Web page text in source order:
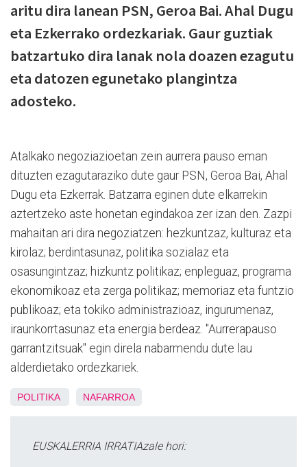
aritu dira lanean PSN, Geroa Bai. Ahal Dugu
eta Ezkerrako ordezkariak. Gaur guztiak
batzartuko dira lanak nola doazen ezagutu
eta datozen egunetako plangintza
adosteko.
Atalkako negoziazioetan zein aurrera pauso eman
dituzten ezagutaraziko dute gaur PSN, Geroa Bai, Ahal
Dugu eta Ezkerrak. Batzarra eginen dute elkarrekin
aztertzeko aste honetan egindakoa zer izan den. Zazpi
mahaitan ari dira negoziatzen: hezkuntzaz, kulturaz eta
kirolaz; berdintasunaz, politika sozialaz eta
osasungintzaz; hizkuntz politikaz; enpleguaz, programa
ekonomikoaz eta zerga politikaz; memoriaz eta funtzio
publikoaz; eta tokiko administrazioaz, ingurumenaz,
iraunkorrtasunaz eta energia berdeaz. "Aurrerapauso
garrantzitsuak" egin direla nabarmendu dute lau
alderdietako ordezkariek.
POLITIKA NAFARROA
EUSKALERRIA IRRATIAzale hori: